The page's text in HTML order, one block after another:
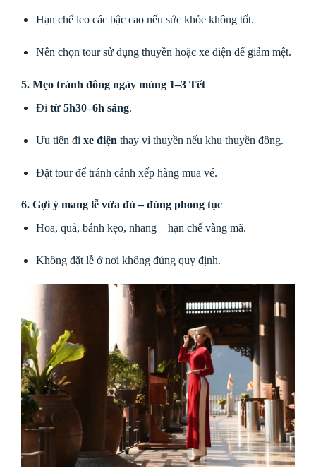
Hạn chế leo các bậc cao nếu sức khỏe không tốt.
Nên chọn tour sử dụng thuyền hoặc xe điện để giảm mệt.
5. Mẹo tránh đông ngày mùng 1–3 Tết
Đi từ 5h30–6h sáng.
Ưu tiên đi xe điện thay vì thuyền nếu khu thuyền đông.
Đặt tour để tránh cảnh xếp hàng mua vé.
6. Gợi ý mang lễ vừa đủ – đúng phong tục
Hoa, quả, bánh kẹo, nhang – hạn chế vàng mã.
Không đặt lễ ở nơi không đúng quy định.